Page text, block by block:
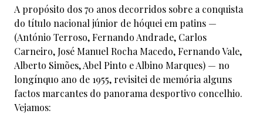
A propósito dos 70 anos decorridos sobre a conquista
do título nacional júnior de hóquei em patins —
(António Terroso, Fernando Andrade, Carlos
Carneiro, José Manuel Rocha Macedo, Fernando Vale,
Alberto Simões, Abel Pinto e Albino Marques) — no
longínquo ano de 1955, revisitei de memória alguns
factos marcantes do panorama desportivo concelhio.
Vejamos: